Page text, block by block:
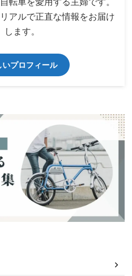
アルで正直な情報をお届け
します。
いプロフィール